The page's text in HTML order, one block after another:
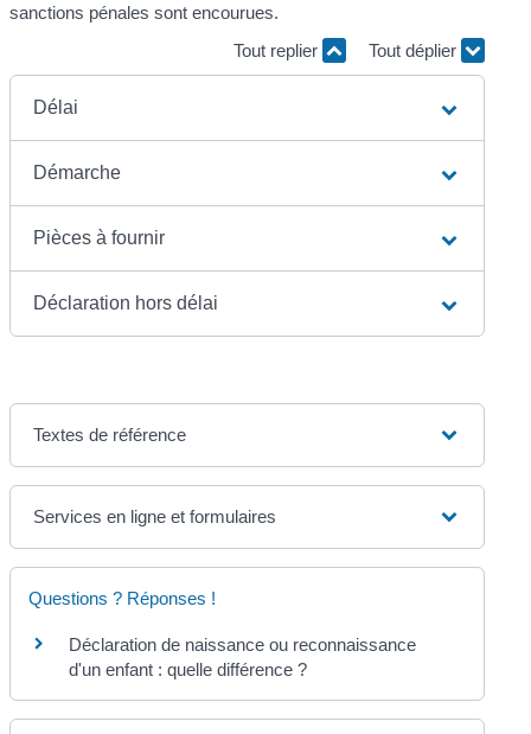
sanctions pénales sont encourues.
Tout replier
Tout déplier
Délai
Démarche
Pièces à fournir
Déclaration hors délai
Textes de référence
Services en ligne et formulaires
Questions ? Réponses !
Déclaration de naissance ou reconnaissance
d'un enfant : quelle différence ?